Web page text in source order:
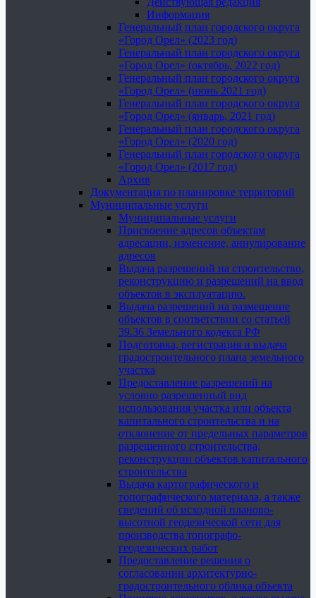
Информация
Генеральный план городского округа
«Город Орел» (2023 год)
Генеральный план городского округа
«Город Орел» (октябрь, 2022 год)
Генеральный план городского округа
«Город Орел» (июнь 2021 год)
Генеральный план городского округа
«Город Орел» (январь, 2021 год)
Генеральный план городского округа
«Город Орел» (2020 год)
Генеральный план городского округа
«Город Орел» (2017 год)
Архив
Документация по планировке территорий
Муниципальные услуги
Муниципальные услуги
Присвоение адресов объектам
адресации, изменение, аннулирование
адресов
Выдача разрешений на строительство,
реконструкцию и разрешений на ввод
объектов в эксплуатацию.
Выдача разрешений на размещение
объектов в соответствии со статьей
39.36 Земельного кодекса РФ
Подготовка, регистрация и выдача
градостроительного плана земельного
участка
Предоставление разрешений на
условно разрешенный вид
использования участка или объекта
капитального строительства и на
отклонение от предельных параметров
разрешенного строительства,
реконструкции объектов капитального
строительства
Выдача картографического и
топографического материала, а также
сведений об исходной планово-
высотной геодезической сети для
производства топографо-
геодезических работ
Предоставление решения о
согласовании архитектурно-
градостроительного облика объекта